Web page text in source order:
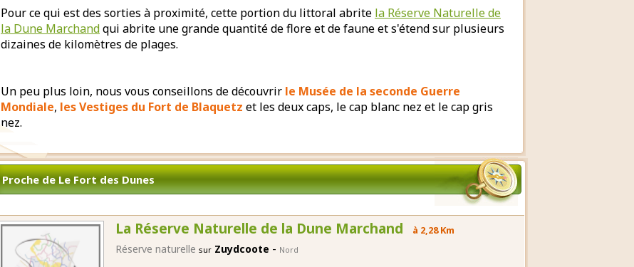
Pour ce qui est des sorties à proximité, cette portion du littoral abrite la Réserve Naturelle de
la Dune Marchandqui abrite une grande quantité de flore et de faune et s'étend sur plusieurs
dizaines de kilomètres de plages.
Un peu plus loin, nous vous conseillons de découvrir le Musée de la seconde Guerre
Mondiale, les Vestiges du Fort de Blaquetz et les deux caps, le cap blanc nez et le cap gris
nez.
Proche de Le Fort des Dunes
La Réserve Naturelle de la Dune Marchand à 2,28 Km
Réserve naturelle sur Zuydcoote - Nord